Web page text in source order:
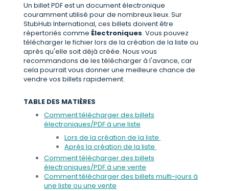
Un billet PDF est un document électronique
couramment utilisé pour de nombreux lieux. Sur
StubHub International, ces billets doivent être
répertoriés comme Électroniques. Vous pouvez
télécharger le fichier lors de la création de la liste ou
après qu'elle soit déjà créée. Nous vous
recommandons de les télécharger à l'avance, car
cela pourrait vous donner une meilleure chance de
vendre vos billets rapidement.
TABLE DES MATIÈRES
Comment télécharger des billets
électroniques/PDF à une liste
Lors de la création de la liste
Après la création de la liste
Comment télécharger des billets
électroniques/PDF à une vente
Comment télécharger des billets multi-jours à
une liste ou une vente